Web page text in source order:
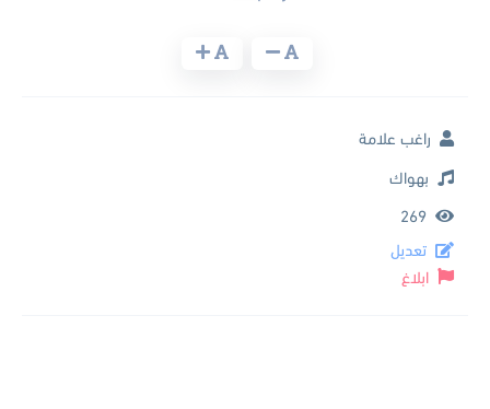
راغب علامة
بهواك
269
تعديل
ابلاغ